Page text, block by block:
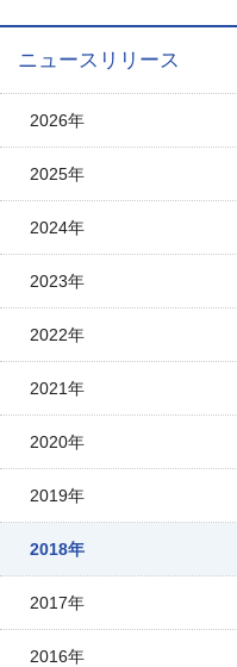
ニュースリリース
2026年
2025年
2024年
2023年
2022年
2021年
2020年
2019年
2018年
2017年
2016年